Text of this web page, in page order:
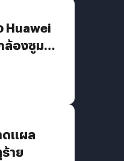
Huawei
ล้องซูม
ดแผล
าย